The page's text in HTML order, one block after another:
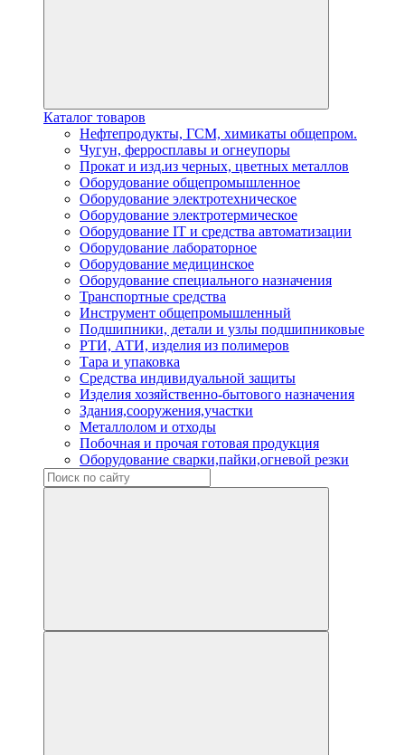
Каталог товаров
Нефтепродукты, ГСМ, химикаты общепром.
Чугун, ферросплавы и огнеупоры
Прокат и изд.из черных, цветных металлов
Оборудование общепромышленное
Оборудование электротехническое
Оборудование электротермическое
Оборудование IT и средства автоматизации
Оборудование лабораторное
Оборудование медицинское
Оборудование специального назначения
Транспортные средства
Инструмент общепромышленный
Подшипники, детали и узлы подшипниковые
РТИ, АТИ, изделия из полимеров
Тара и упаковка
Средства индивидуальной защиты
Изделия хозяйственно-бытового назначения
Здания,сооружения,участки
Металлолом и отходы
Побочная и прочая готовая продукция
Оборудование сварки,пайки,огневой резки